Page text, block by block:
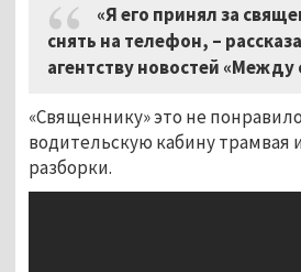
«Я его принял за
снять на телефон, –
агентству новостей «Между
«Священнику» это не
водительскую кабину трамвая
разборки.